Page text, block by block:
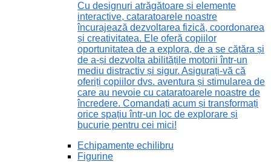
Cu designuri atrăgătoare și elemente
interactive, cataratoarele noastre
încurajează dezvoltarea fizică, coordonarea
și creativitatea. Ele oferă copiilor
oportunitatea de a explora, de a se cățăra și
de a-și dezvolta abilitățile motorii într-un
mediu distractiv și sigur. Asigurați-vă că
oferiți copiilor dvs. aventura și stimularea de
care au nevoie cu cataratoarele noastre de
încredere. Comandați acum și transformați
orice spațiu într-un loc de explorare și
bucurie pentru cei mici!
Echipamente echilibru
Figurine